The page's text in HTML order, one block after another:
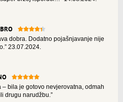

dobra. Dodatno pojašnjavanje nije
23.07.2024.

– bila je gotovo nevjerovatna, odmah
drugu narudžbu.”